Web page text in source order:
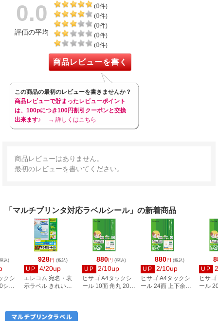
0.0
評価の平均
(0件)
(0件)
(0件)
(0件)
(0件)
商品レビューを書く
この商品の最初のレビューを書きませんか？
商品レビューで貯まったレビューポイント
は、100pにつき100円割引クーポンと交換
出来ます♪
→ 詳しくはこちら
商品レビューはありません。
最初のレビューを書いてください。
「マルチプリンタ対応ラベルシール」の新着商品
928円 (税込)
UP 4/20up
エレコム 宛名・表
示ラベル きれい貼
880円 (税込)
UP 2/10up
ヒサゴ A4タックシ
ール 10面 角丸 20シ
880円 (税込)
UP 2/10up
ヒサゴ A4タックシ
ール 24面 上下余白
UP
ヒサ
ール
込)
クシ
ー